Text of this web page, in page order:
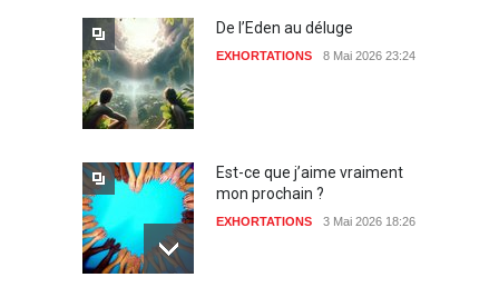
De l’Eden au déluge
EXHORTATIONS 8 Mai 2026 23:24
Est-ce que j’aime vraiment
mon prochain ?
EXHORTATIONS 3 Mai 2026 18:26